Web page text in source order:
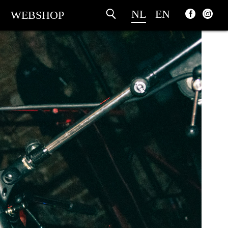
NL EN
WEBSHOP